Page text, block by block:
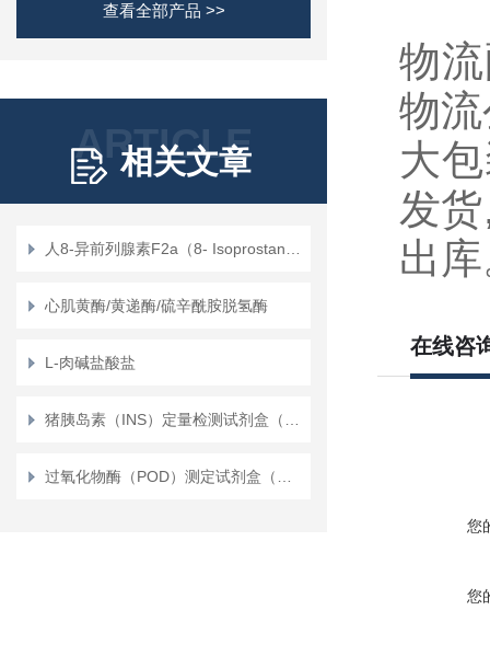
查看全部产品 >>
ARTICLE
相关文章
心肌黄酶/黄递酶/硫辛酰胺脱氢酶
L-肉碱盐酸盐
物
物
大
发
出
在线咨
您
您